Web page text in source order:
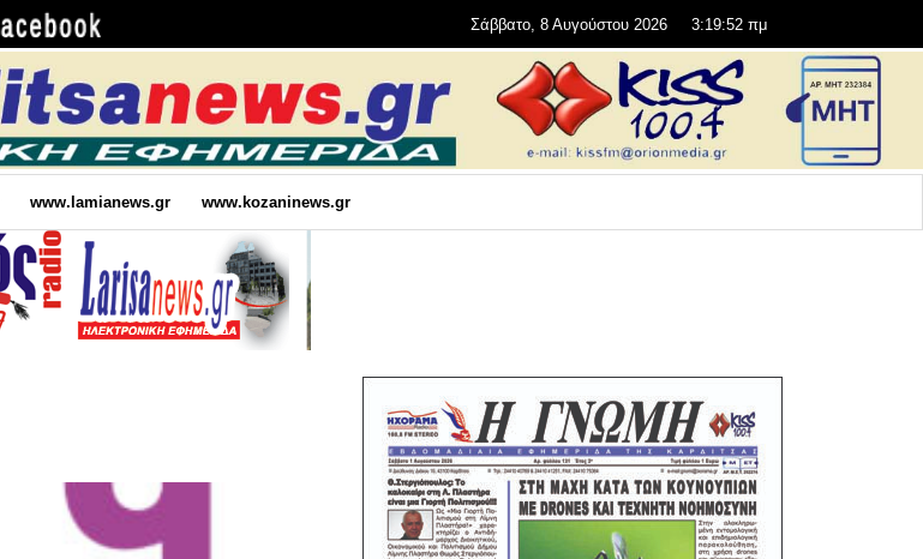
Σάββατο, 8 Αυγούστου 2026 3:19:52 πμ
www.lamianews.gr www.kozaninews.gr